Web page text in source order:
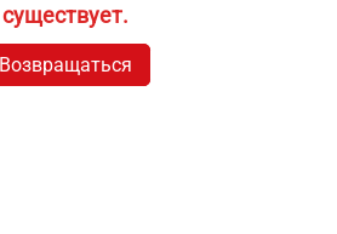
существует.
Возвращаться